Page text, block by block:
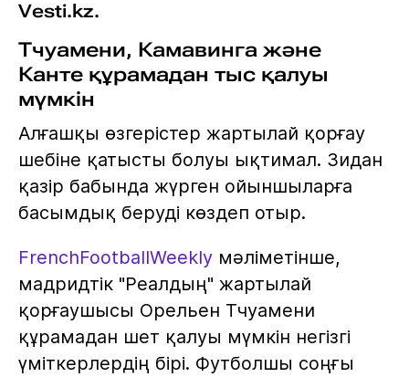
Vesti.kz.
Тчуамени, Камавинга және
Канте құрамадан тыс қалуы
мүмкін
Алғашқы өзгерістер жартылай қорғау
шебіне қатысты болуы ықтимал. Зидан
қазір бабында жүрген ойыншыларға
басымдық беруді көздеп отыр.
FrenchFootballWeeklyмәліметінше,
мадридтік "Реалдың" жартылай
қорғаушысы Орельен Тчуамени
құрамадан шет қалуы мүмкін негізгі
үміткерлердің бірі. Футболшы соңғы